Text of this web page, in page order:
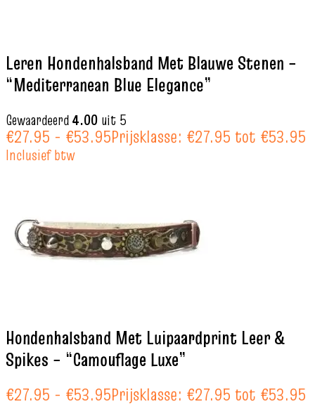
Leren Hondenhalsband Met Blauwe Stenen –
“Mediterranean Blue Elegance”
Gewaardeerd4.00 uit 5
€27.95 - €53.95Prijsklasse: €27.95 tot €53.95
Inclusief btw
Hondenhalsband Met Luipaardprint Leer &
Spikes – “Camouflage Luxe”
€27.95 - €53.95Prijsklasse: €27.95 tot €53.95